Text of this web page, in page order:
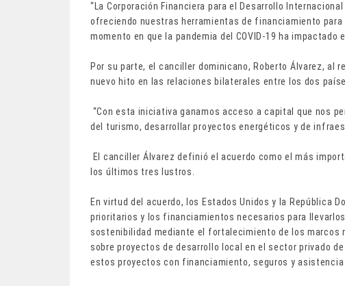
“La Corporación Financiera para el Desarrollo
ofreciendo nuestras herramientas de financiamiento
momento en que la pandemia del COVID-19 ha
Por su parte, el canciller dominicano, Roberto Álvarez, al
nuevo hito en las relaciones bilaterales entre los dos
“Con esta iniciativa ganamos acceso a capital que nos
del turismo, desarrollar proyectos energéticos y de
El canciller Álvarez definió el acuerdo como el más
los últimos tres lustros.
En virtud del acuerdo, los Estados Unidos y la República
prioritarios y los financiamientos necesarios para
sostenibilidad mediante el fortalecimiento de los marcos
sobre proyectos de desarrollo local en el sector privado
estos proyectos con financiamiento, seguros y